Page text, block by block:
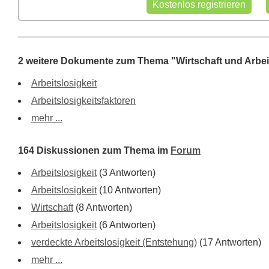
2 weitere Dokumente zum Thema "Wirtschaft und
Arbeitslosigkeit
Arbeitslosigkeitsfaktoren
mehr ...
164 Diskussionen zum Thema im Forum
Arbeitslosigkeit(3 Antworten)
Arbeitslosigkeit(10 Antworten)
Wirtschaft(8 Antworten)
Arbeitslosigkeit(6 Antworten)
verdeckte Arbeitslosigkeit (Entstehung) (17 Antworten)
mehr ...